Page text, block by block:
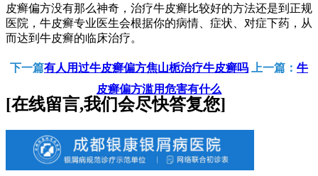
皮癣偏方没有那么神奇，治疗牛皮癣比较好的方法还是到正规
医院，牛皮癣专业医生会根据你的病情、症状、对症下药，从
而达到牛皮癣的临床治疗。
下一篇有人用过牛皮癣偏方焦山栀治疗牛皮癣吗 上一篇： 牛
皮癣偏方滥用危害有什么
[在线留言,我们会尽快答复您]